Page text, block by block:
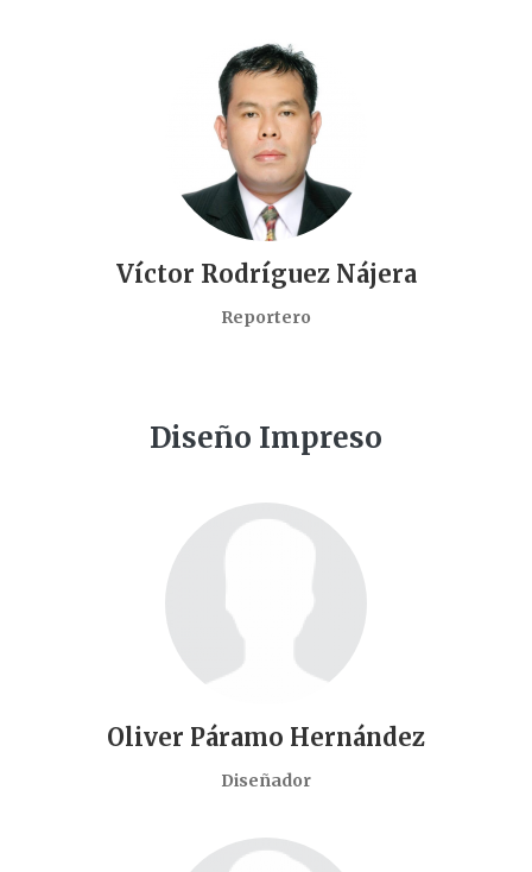
Víctor Rodríguez Nájera
Reportero
Diseño Impreso
Oliver Páramo Hernández
Diseñador